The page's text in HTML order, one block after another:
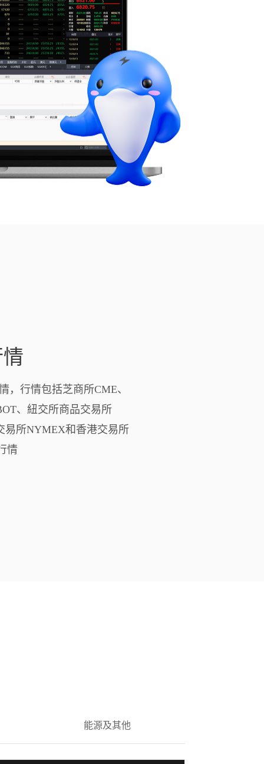
，行情包括芝商所CME、
、紐交所商品交易所
易所NYMEX和香港交易所
情
能源及其他